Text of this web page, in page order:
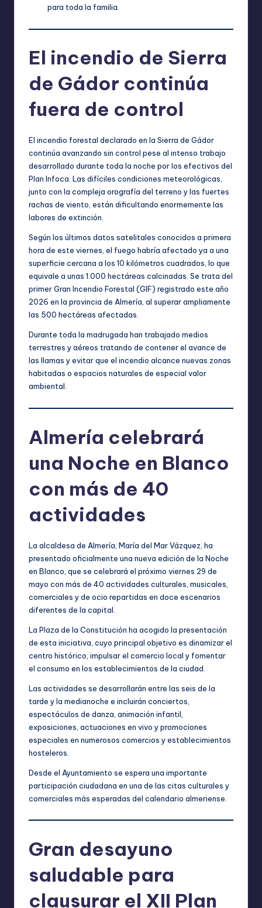
para toda la familia.
El incendio de Sierra
de Gádor continúa
fuera de control
El incendio forestal declarado en la Sierra de Gádor
continúa avanzando sin control pese al intenso trabajo
desarrollado durante toda la noche por los efectivos del
Plan Infoca. Las difíciles condiciones meteorológicas,
junto con la compleja orografía del terreno y las fuertes
rachas de viento, están dificultando enormemente las
labores de extinción.
Según los últimos datos satelitales conocidos a primera
hora de este viernes, el fuego habría afectado ya a una
superficie cercana a los 10 kilómetros cuadrados, lo que
equivale a unas 1.000 hectáreas calcinadas. Se trata del
primer Gran Incendio Forestal (GIF) registrado este año
2026 en la provincia de Almería, al superar ampliamente
las 500 hectáreas afectadas.
Durante toda la madrugada han trabajado medios
terrestres y aéreos tratando de contener el avance de
las llamas y evitar que el incendio alcance nuevas zonas
habitadas o espacios naturales de especial valor
ambiental.
Almería celebrará
una Noche en Blanco
con más de 40
actividades
La alcaldesa de Almería, María del Mar Vázquez, ha
presentado oficialmente una nueva edición de la Noche
en Blanco, que se celebrará el próximo viernes 29 de
mayo con más de 40 actividades culturales, musicales,
comerciales y de ocio repartidas en doce escenarios
diferentes de la capital.
La Plaza de la Constitución ha acogido la presentación
de esta iniciativa, cuyo principal objetivo es dinamizar el
centro histórico, impulsar el comercio local y fomentar
el consumo en los establecimientos de la ciudad.
Las actividades se desarrollarán entre las seis de la
tarde y la medianoche e incluirán conciertos,
espectáculos de danza, animación infantil,
exposiciones, actuaciones en vivo y promociones
especiales en numerosos comercios y establecimientos
hosteleros.
Desde el Ayuntamiento se espera una importante
participación ciudadana en una de las citas culturales y
comerciales más esperadas del calendario almeriense.
Gran desayuno
saludable para
clausurar el XII Plan